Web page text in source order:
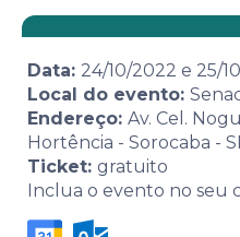
Data: 24/10/2022 e 25/
Local do evento:
Endereço: Av. Cel.
Hortência - Sorocaba -
Ticket: gratuito
Inclua o evento no seu